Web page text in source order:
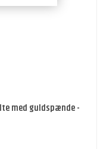
med guldspænde -